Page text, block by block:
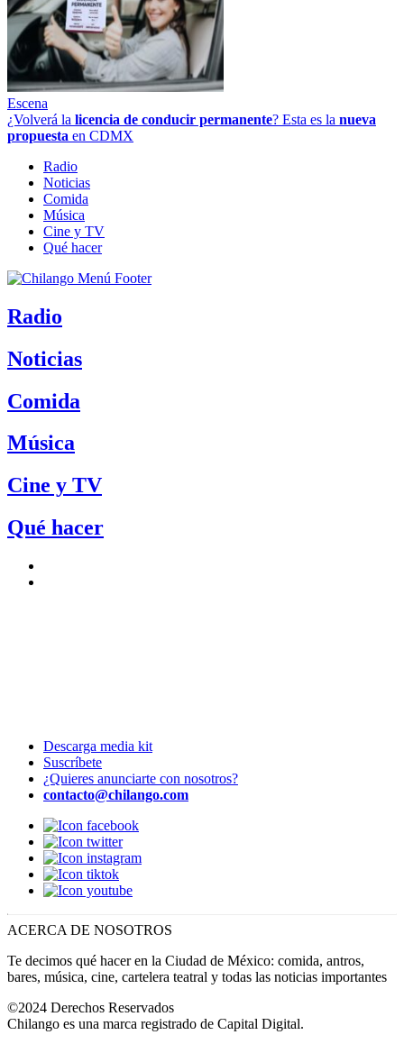
Escena
¿Volverá la licencia de conducir permanente? Esta es la nueva
propuesta en CDMX
Radio
Noticias
Comida
Música
Cine y TV
Qué hacer
Radio
Noticias
Comida
Música
Cine y TV
Qué hacer
Descarga media kit
Suscríbete
¿Quieres anunciarte con nosotros?
contacto@chilango.com
ACERCA DE NOSOTROS
Te decimos qué hacer en la Ciudad de México: comida, antros,
bares, música, cine, cartelera teatral y todas las noticias importantes
©2024 Derechos Reservados
Chilango es una marca registrado de Capital Digital.